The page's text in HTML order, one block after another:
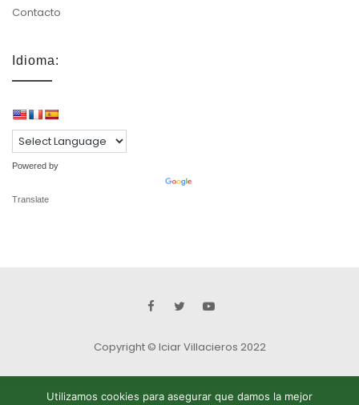
Contacto
Idioma:
Powered by
Translate
Copyright © Iciar Villacieros 2022
Utilizamos cookies para asegurar que damos la mejor